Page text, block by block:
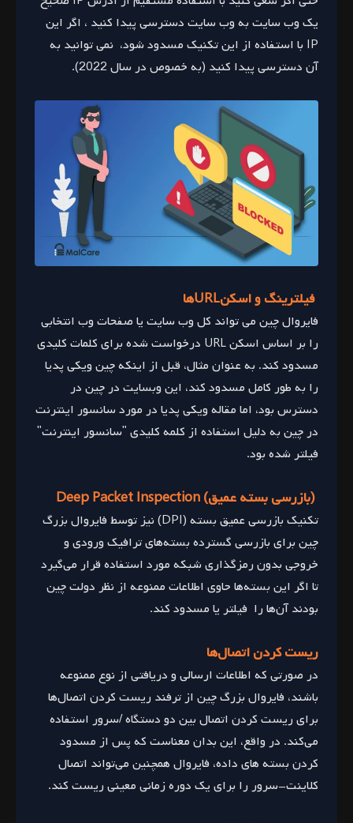
یک وب سایت به وب سایت دسترسی پیدا کنید ، اگر این
IP با استفاده از این تکنیک مسدود شود، نمی توانید به
آن دسترسی پیدا کنید (به خصوص در سال 2022).
فیلترینگ و اسکنURLها
فایروال چین می تواند کل وب سایت یا صفحات وب انتخابی
را بر اساس اسکن URL درخواست شده برای کلمات کلیدی
مسدود کند. به عنوان مثال، قبل از اینکه چین ویکی پدیا
را به طور کامل مسدود کند، این وبسایت در چین در
دسترس بود، اما مقاله ویکی پدیا در مورد سانسور اینترنت
در چین به دلیل استفاده از کلمه کلیدی "سانسور اینترنت"
فیلتر شده بود.
(بازرسی بسته عمیق) Deep Packet Inspection
تکنیک بازرسی عمیق بسته (DPI) نیز توسط فایروال بزرگ
چین برای بازرسی گسترده بسته‌های ترافیک ورودی و
خروجی بدون رمزگذاری شبکه مورد استفاده قرار می‌گیرد
تا اگر این بسته‌ها حاوی اطلاعات ممنوعه از نظر دولت چین
بودند آن‌ها را فیلتر یا مسدود کند.
ریست کردن اتصال‌ها
در صورتی که اطلاعات ارسالی و دریافتی از نوع ممنوعه
باشند، فایروال بزرگ چین از ترفند ریست کردن اتصال‌ها
برای ریست کردن اتصال بین دو دستگاه /سرور استفاده
می‌کند. در واقع، این بدان معناست که پس از مسدود
کردن بسته های داده، فایروال همچنین می‌تواند اتصال
کلاینت-سرور را برای یک دوره زمانی معینی ریست کند.